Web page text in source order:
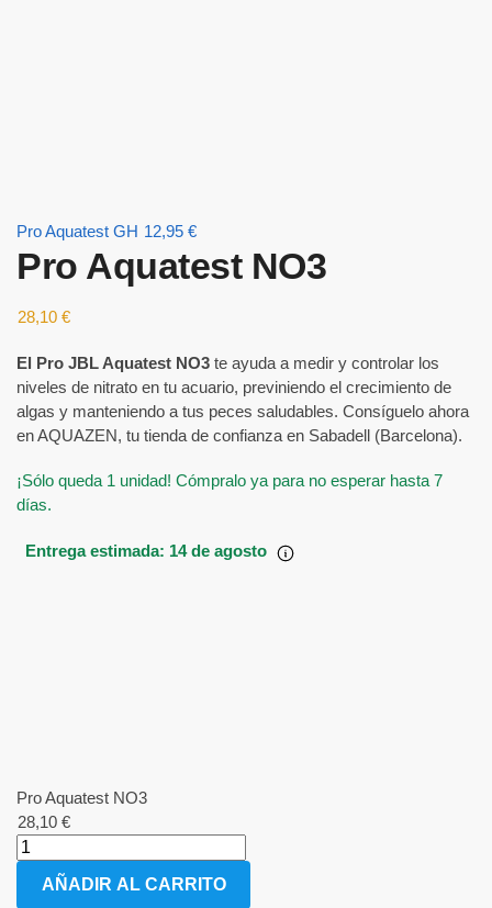
Pro Aquatest GH 12,95 €
Pro Aquatest NO3
28,10 €
El Pro JBL Aquatest NO3 te ayuda a medir y controlar los
niveles de nitrato en tu acuario, previniendo el crecimiento de
algas y manteniendo a tus peces saludables. Consíguelo ahora
en AQUAZEN, tu tienda de confianza en Sabadell (Barcelona).
¡Sólo queda 1 unidad! Cómpralo ya para no esperar hasta 7
días.
Entrega estimada: 14 de agosto
Pro Aquatest NO3
28,10 €
AÑADIR AL CARRITO